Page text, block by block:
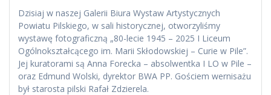
Dzisiaj w naszej Galerii Biura Wystaw Artystycznych
Powiatu Pilskiego, w sali historycznej, otworzyliśmy
wystawę fotograficzną „80-lecie 1945 – 2025 I Liceum
Ogólnokształcącego im. Marii Skłodowskiej – Curie w Pile”.
Jej kuratorami są Anna Forecka – absolwentka I LO w Pile –
oraz Edmund Wolski, dyrektor BWA PP. Gościem wernisażu
był starosta pilski Rafał Zdzierela.